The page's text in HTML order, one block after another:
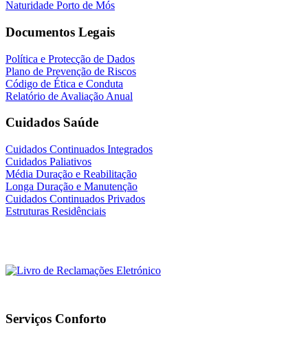
Naturidade Porto de Mós
Documentos Legais
Política e Protecção de Dados
Plano de Prevenção de Riscos
Código de Ética e Conduta
Relatório de Avaliação Anual
Cuidados Saúde
Cuidados Continuados Integrados
Cuidados Paliativos
Média Duração e Reabilitação
Longa Duração e Manutenção
Cuidados Continuados Privados
Estruturas Residênciais
Serviços Conforto